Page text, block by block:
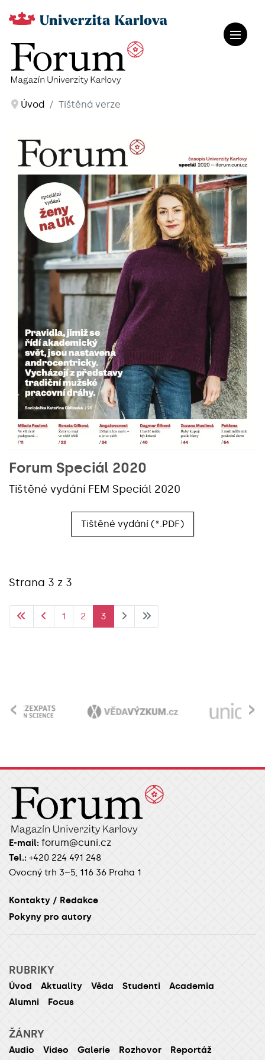
Úvod Tištěná verze
Forum Speciál 2020
Tištěné vydání FEM Speciál 2020
Tištěné vydání (*.PDF)
Strana 3 z 3
1 2 3
›
‹
E-mail: forum@cuni.cz
Tel.: +420 224 491 248
Ovocný trh 3–5, 116 36 Praha 1
Kontakty / Redakce
Pokyny pro autory
RUBRIKY
Úvod Aktuality Věda Studenti
Academia
Alumni
Focus
ŽÁNRY
Audio Video Galerie Rozhovor Reportáž